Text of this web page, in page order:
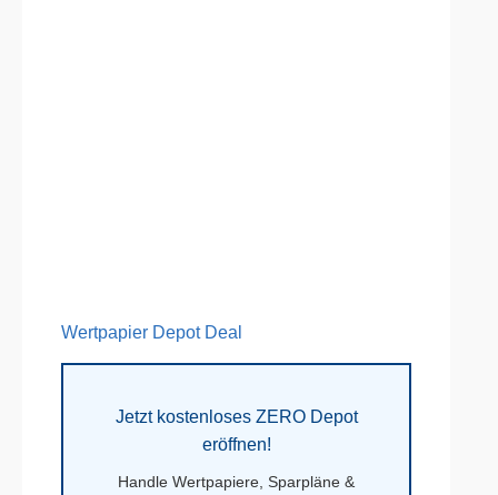
Wertpapier Depot Deal
Jetzt kostenloses ZERO Depot
eröffnen!
Handle Wertpapiere, Sparpläne &